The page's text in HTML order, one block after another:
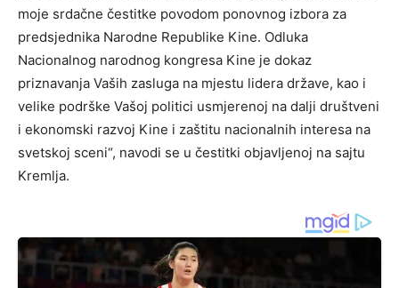
moje srdačne čestitke povodom ponovnog izbora za
predsjednika Narodne Republike Kine. Odluka
Nacionalnog narodnog kongresa Kine je dokaz
priznavanja Vaših zasluga na mjestu lidera države, kao i
velike podrške Vašoj politici usmjerenoj na dalji društveni
i ekonomski razvoj Kine i zaštitu nacionalnih interesa na
svetskoj sceni“, navodi se u čestitki objavljenoj na sajtu
Kremlja.